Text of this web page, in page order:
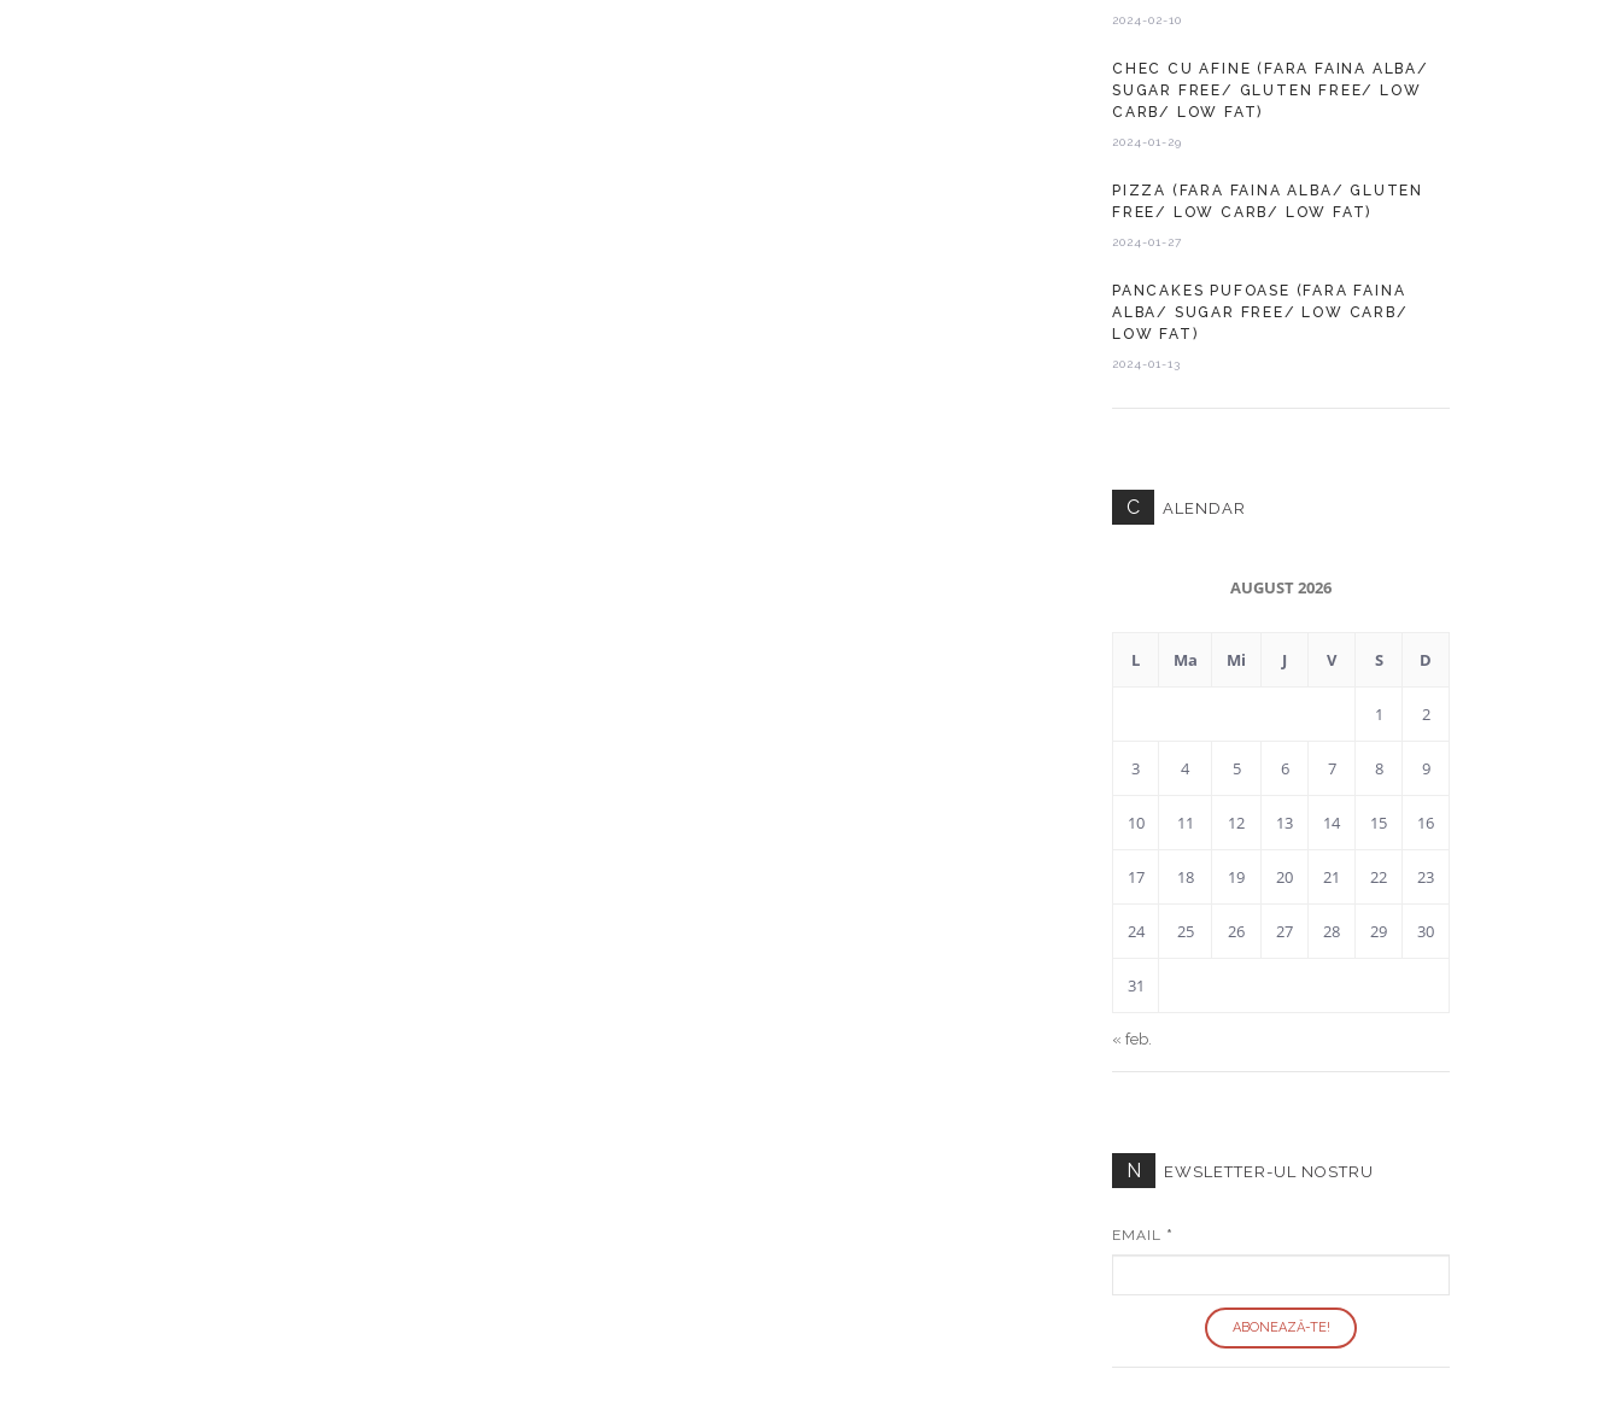
2024-02-10
CHEC CU AFINE (FARA FAINA ALBA/
SUGAR FREE/ GLUTEN FREE/ LOW
CARB/ LOW FAT)
2024-01-29
PIZZA (FARA FAINA ALBA/ GLUTEN
FREE/ LOW CARB/ LOW FAT)
2024-01-27
PANCAKES PUFOASE (FARA FAINA
ALBA/ SUGAR FREE/ LOW CARB/
LOW FAT)
2024-01-13
C ALENDAR
AUGUST 2026
L Ma Mi J V S D
1 2
3 4 5 6 7 8 9
10 11 12 13 14 15 16
17 18 19 20 21 22 23
24 25 26 27 28 29 30
31
« feb.
N EWSLETTER-UL NOSTRU
EMAIL *